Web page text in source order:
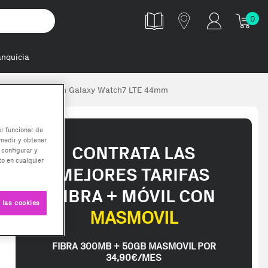
0
Smartwatch Galaxy Watch7 LTE 44mm
CONTRATA LAS
MEJORES TARIFAS
FIBRA + MÓVIL CON
MASMOVIL
FIBRA 300MB + 50GB MASMOVIL POR
34,90€/MES
funcionar de
y obtener
y
en cualquier
cookies